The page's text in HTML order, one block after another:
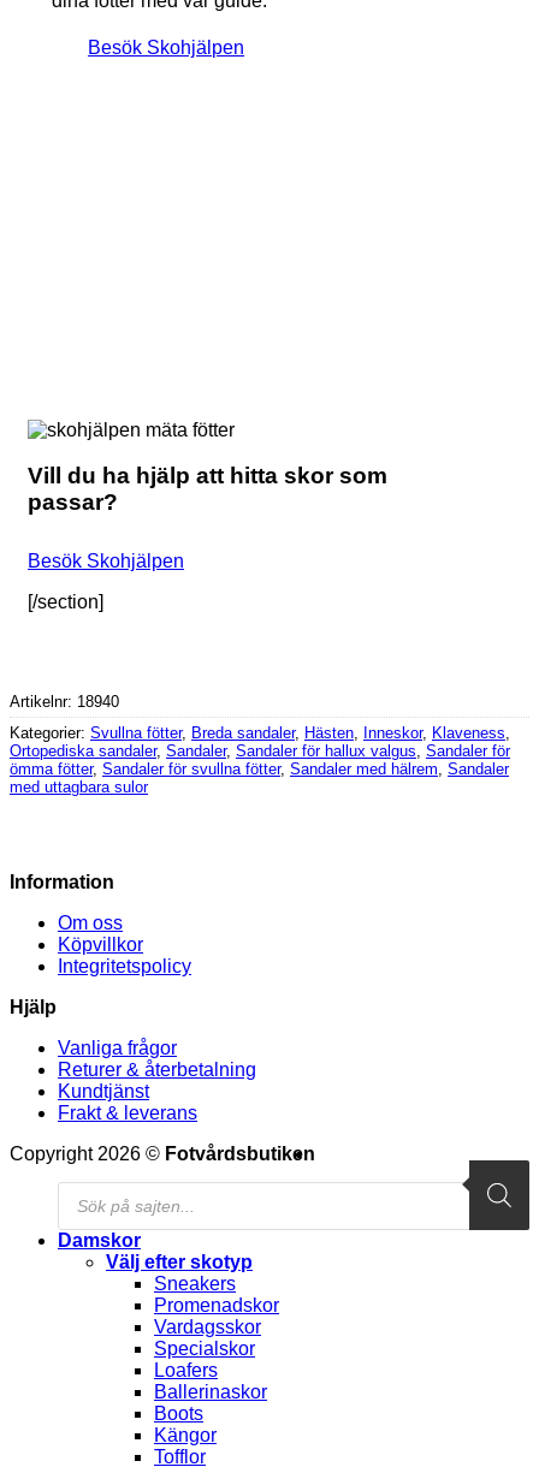
Besök Skohjälpen
Vill du ha hjälp att hitta skor som
passar?
Besök Skohjälpen
[/section]
Artikelnr: 18940
Kategorier: Svullna fötter, Breda sandaler, Hästen, Inneskor, Klaveness,
Ortopediska sandaler, Sandaler, Sandaler för hallux valgus, Sandaler för
ömma fötter, Sandaler för svullna fötter, Sandaler med hälrem, Sandaler
med uttagbara sulor
Information
Om oss
Köpvillkor
Integritetspolicy
Hjälp
Vanliga frågor
Returer & återbetalning
Kundtjänst
Frakt & leverans
Copyright 2026 © Fotvårdsbutiken
Products
search
Damskor
Välj efter skotyp
Sneakers
Promenadskor
Vardagsskor
Specialskor
Loafers
Ballerinaskor
Boots
Kängor
Tofflor